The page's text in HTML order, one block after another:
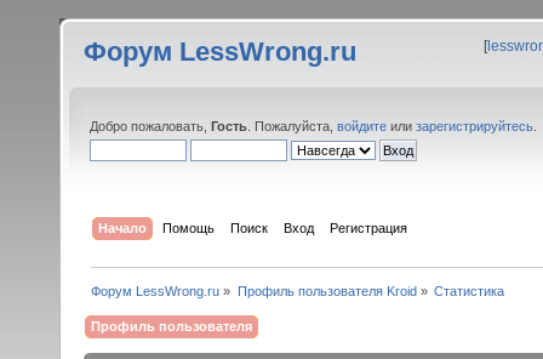
Форум LessWrong.ru [
Добро пожаловать, Гость . Пожалуйста, войдите или зарегистрируйтесь
Начало Помощь Поиск Вход Регистрация
Форум LessWrong.ru » Профиль пользователя Kroid» Статистика
Профиль пользователя